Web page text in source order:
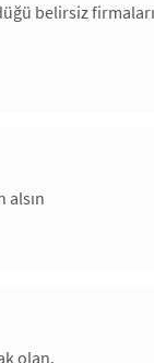
belirsiz
alsın
olan.